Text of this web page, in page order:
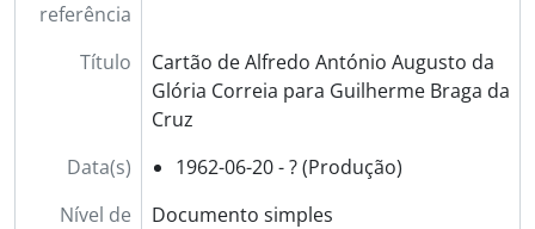
referência
Título
Cartão de Alfredo António Augusto da
Glória Correia para Guilherme Braga da
Cruz
Data(s)
1962-06-20 - ? (Produção)
Nível de
Documento simples